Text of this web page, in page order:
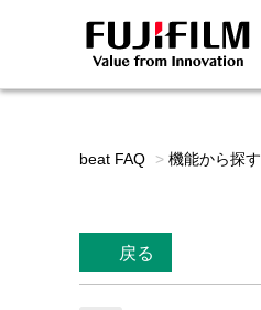
beat FAQ > 機能から探す
戻る